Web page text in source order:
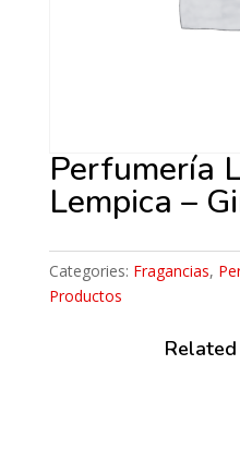
Perfumería
Lempica –
Categories: Fragancias,
Productos